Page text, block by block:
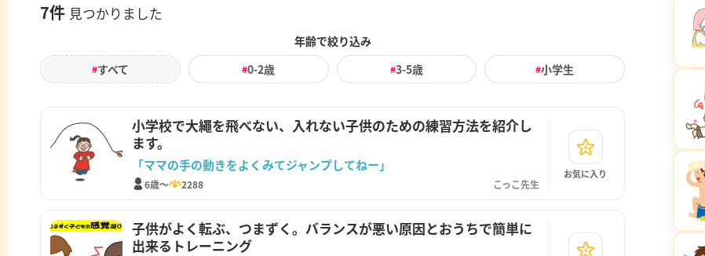
7件 見つかりました
年齢で絞り込み
#すべて #0-2歳 #3-5歳 #小学生
小学校で大繩を飛べない、入れない子供のための練習方法を紹介し
ます。
「ママの手の動きをよくみてジャンプしてねー」
6歳～ 2288 こっこ先生
お気に入り
子供がよく転ぶ、つまずく。バランスが悪い原因とおうちで簡単に
出来るトレーニング